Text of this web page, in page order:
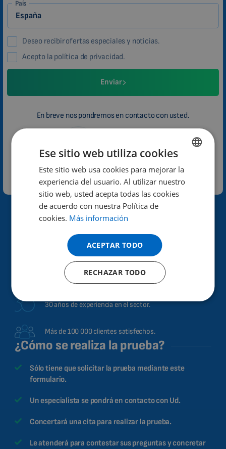
País
Deseo recibir ofertas especiales y noticias.
Acepto la política de privacidad.
Enviar
En breve nos pondremos en contacto con usted.
Atención al cliente
Política de privacidad Información complementaria
¿Por qué Biomag?
Alto rendimiento y eficacia de los efectos terapéuticos.
Ayuda a mejorar la salud.
Ya en 40 países de todo el mundo.
30 años de experiencia en el sector.
Más de 100 000 clientes satisfechos.
¿Cómo se realiza la prueba?
Sólo tiene que solicitar la prueba mediante este
formulario.
Un especialista se pondrá en contacto con Ud.
Concertará una cita para realizar la prueba.
Le atenderá para contestar sus preguntas y concretar
ENGLISH
DUTCH
GERMAN
SPANISH
FRENCH
CATALAN
MALAYSIAN
CHINESE (TRADITIONAL)
Ese sitio web utiliza cookies
Este sitio web usa cookies para mejorar la
experiencia del usuario. Al utilizar nuestro
sitio web, usted acepta todas las cookies
de acuerdo con nuestra Política de
cookies. Más información
ACEPTAR TODO
RECHAZAR TODO